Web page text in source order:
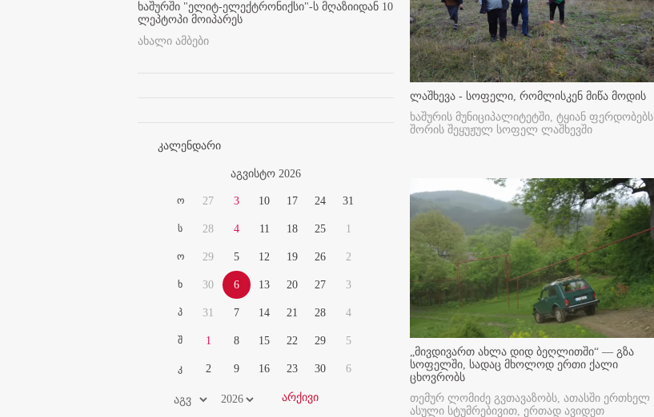
ხაშურში "ელიტ-ელექტრონიქსი"-ს მღაზიიდან 10
ლეპტოპი მოიპარეს
ახალი ამბები
კალენდარი
აგვისტო 2026
ო
ს
ო
ხ
პ
შ
კ
27
28
29
30
31
1
2
3
4
5
6
7
8
9
10
11
12
13
14
15
16
17
18
19
20
21
22
23
24
25
26
27
28
29
30
31
1
2
3
4
5
6
ლაშხევა - სოფელი, რომლისკენ მიწა მოდის
ხაშურის მუნიციპალიტეტში, ტყიან ფერდობებს
შორის შეყუჟულ სოფელ ლაშხევში
„მივდივართ ახლა დიდ ბეღლითში“ — გზა
სოფელში, სადაც მხოლოდ ერთი ქალი
ცხოვრობს
თემურ ლომიძე გვთავაზობს, ათასში ერთხელ
ასული სტუმრებივით, ერთად ავიდეთ